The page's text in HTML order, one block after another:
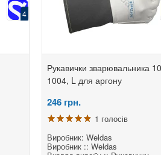
4
Рукавички зварювальника
1004, L для аргону
246 грн.
1 голосів
Виробник: Weldas
Виробник :: Weldas